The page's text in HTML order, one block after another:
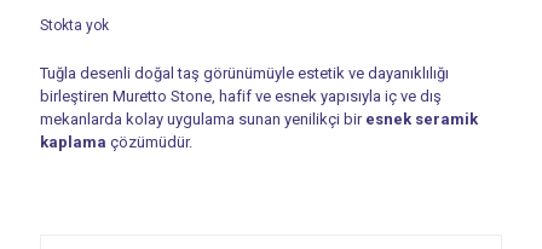
Stokta yok
Tuğla desenli doğal taş görünümüyle estetik ve dayanıklılığı
birleştiren Muretto Stone, hafif ve esnek yapısıyla iç ve dış
mekanlarda kolay uygulama sunan yenilikçi bir esnek seramik
kaplama çözümüdür.